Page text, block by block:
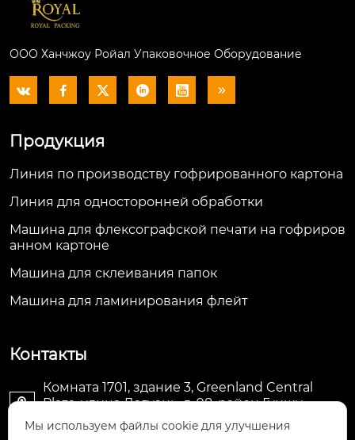
ООО Ханчжоу Ройал Упаковочное Оборудование
     
Продукция
Линия по производству гофрированного картона
Линия для односторонней обработки
Машина для флексографской печати на гофриров
анном картоне
Машина для склеивания папок
Машина для ламинирования флейт
Контакты

Комната 1701, здание 3, Greenland Central
Plaza, улица Дагуань, д. 98, район Гуншу,
Ханчжоу, провинция Чжэцзян, Китай
Мы используем файлы cookie для улучшения